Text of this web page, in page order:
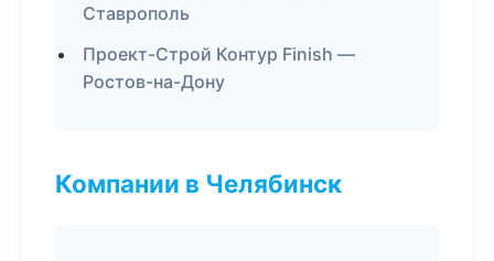
Ставрополь
Проект-Строй Контур Finish —
Ростов-на-Дону
Компании в Челябинск